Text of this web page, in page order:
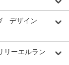
デザイン
リーエルラン